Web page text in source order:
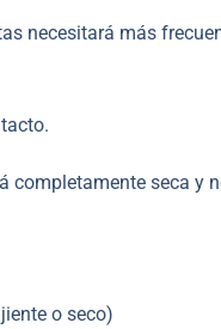
necesitará más
completamente seca y
o seco)